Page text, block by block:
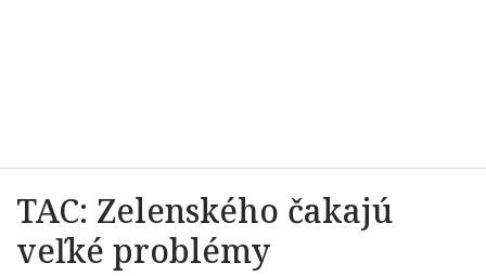
TAC: Zelenského čakajú
veľké problémy